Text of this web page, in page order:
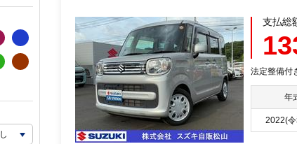
支払総
法定整備付
年
2022(